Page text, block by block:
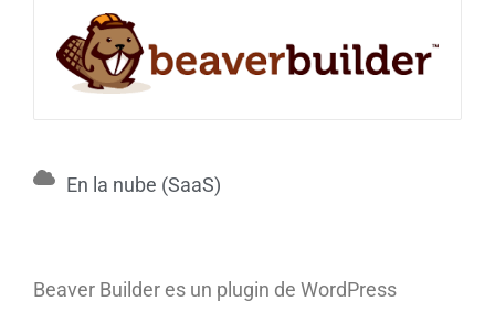
En la nube (SaaS)
Beaver Builder es un plugin de WordPress